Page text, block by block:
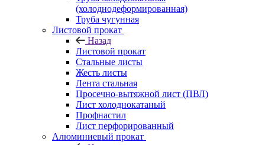
(холоднодеформированная)
Труба чугунная
Листовой прокат
Назад
Листовой прокат
Стальные листы
Жесть листы
Лента стальная
Просечно-вытяжной лист (ПВЛ)
Лист холоднокатаный
Профнастил
Лист перфорированный
Алюминиевый прокат